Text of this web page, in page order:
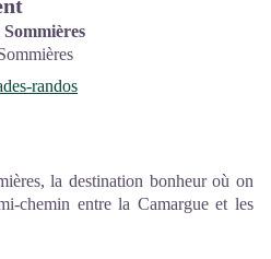
randos
la destination bonheur où on
chemin entre la Camargue et les